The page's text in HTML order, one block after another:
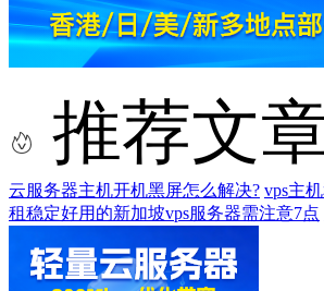
推荐文
云服务器主机开机黑屏怎么解决? vps主
租稳定好用的新加坡vps服务器需注意7点